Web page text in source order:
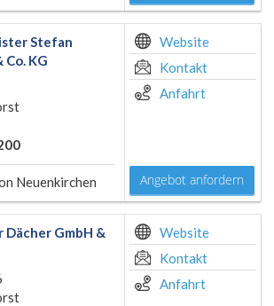
Stefan
KG
Neuenkirchen
Website
Kontakt
Anfahrt
Angebot anfordern
Dächer GmbH &
Website
Kontakt
Anfahrt